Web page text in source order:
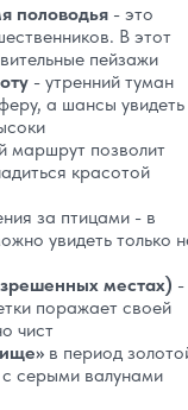
половодья - это
В этот
пейзажи
- утренний туман
а шансы увидеть
маршрут позволит
красотой
за птицами - в
увидеть только
местах) -
поражает своей
чист
в период
серыми валунами